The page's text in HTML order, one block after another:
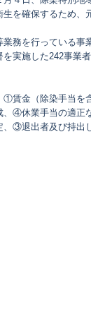
を確保するため、
務を行っている
実施した242事業
賃金（除染手当を
④休業手当の適正
、③退出者及び持